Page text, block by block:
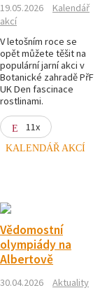
19.05.2026
Kalendář
akcí
V letošním roce se
opět můžete těšit na
populární jarní akci v
Botanické zahradě PřF
UK Den fascinace
rostlinami.
11x
KALENDÁŘ AKCÍ
Vědomostní
olympiády na
Albertově
30.04.2026
Aktuality